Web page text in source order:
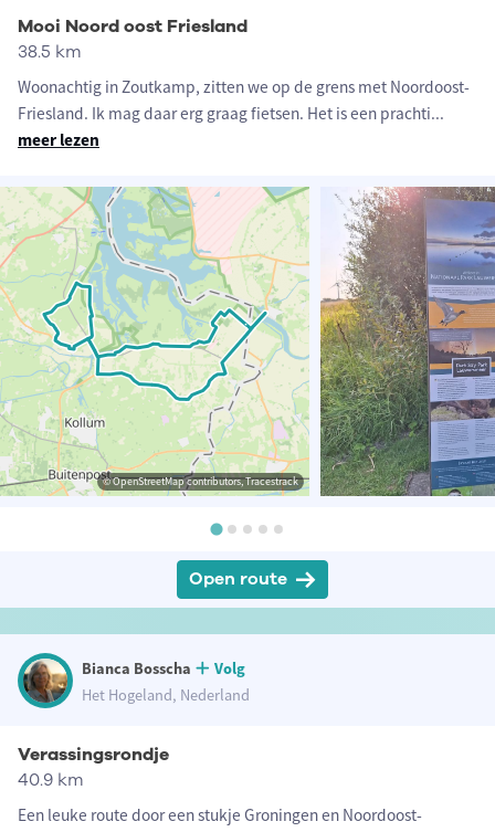
Mooi Noord oost Friesland
38.5 km
Woonachtig in Zoutkamp, zitten we op de grens met Noordoost-
Friesland. Ik mag daar erg graag fietsen. Het is een prachti...
meer lezen
© OpenStreetMap contributors, Tracestrack
Open route
Bianca Bosscha
Volg
Het Hogeland, Nederland
Verassingsrondje
40.9 km
Een leuke route door een stukje Groningen en Noordoost-